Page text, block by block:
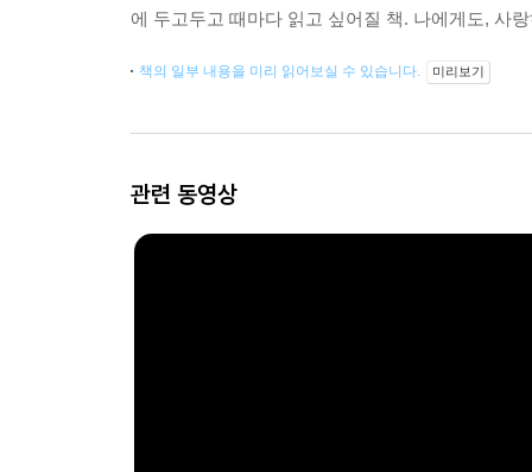
에 두고두고 때마다 읽고 싶어질 책. 나에게도, 사
책의 일부 내용을 미리 읽어보실 수 있습니다. 미리보기
관련 동영상